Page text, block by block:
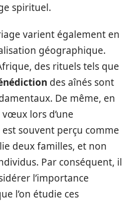
spirituel.
varient également en
géographique.
des rituels tels que
des aînés sont
De même, en
vœux lors d’une
souvent perçu comme
deux familles, et non
Par conséquent, il
l’importance
l’on étudie ces